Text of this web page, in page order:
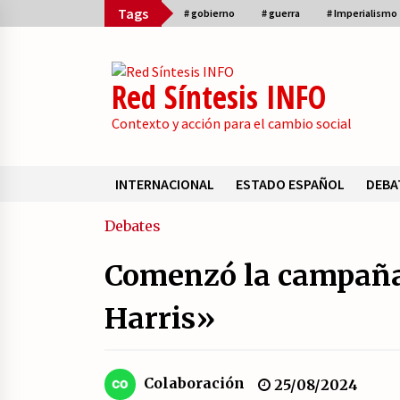
to
Tags # gobierno # guerra # Imperialismo
Red Síntesis INFO
Contexto y acción para el cambio social
INTERNACIONAL ESTADO ESPAÑOL
Sumario
La psicología de la
¿Por qué la formación a la
comunista del PCE no es marxista
Debates
Comenzó la
Harris»
Colaboración 25/08/2024